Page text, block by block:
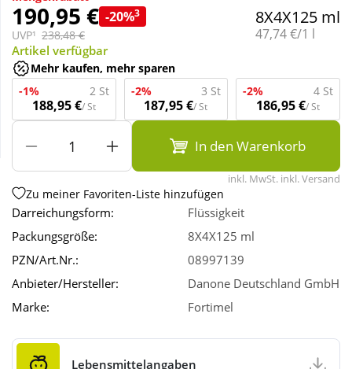
Sport & Fitness
Tierbedarf
Wellness
190,95 € -20%3
UVP¹ 238,48 €
8X4X125 ml
Grundpreis:
47,74 €/1 l
Artikel verfügbar
Mehr kaufen, mehr sparen
-1%
2 St
188,95 €/ St
-2% 3 St
187,95 €/ St
-2% 4 St
186,95 €/ St
In den Warenkorb
inkl. MwSt. inkl. Versand
Zu meiner Favoriten-Liste hinzufügen
Darreichungsform:
Flüssigkeit
Packungsgröße:
8X4X125 ml
PZN/Art.Nr.:
08997139
Anbieter/Hersteller:
Danone Deutschland GmbH
Marke:
Fortimel
Lebensmittelangaben